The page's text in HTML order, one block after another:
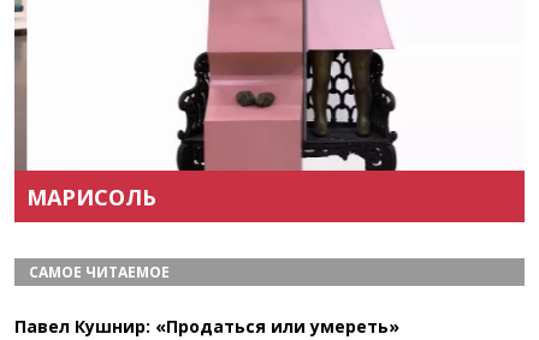
МАРИСОЛЬ
САМОЕ ЧИТАЕМОЕ
Павел Кушнир: «Продаться или умереть»